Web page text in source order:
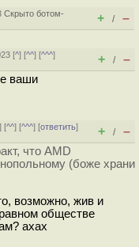
Скрыто ботом-
+ / –
[^] [^^] [^^^]
+ / –
ваши
] [^^] [^^^] [ответить]
+ / –
что AMD
(боже храни
возможно, жив и
обществе
ахах